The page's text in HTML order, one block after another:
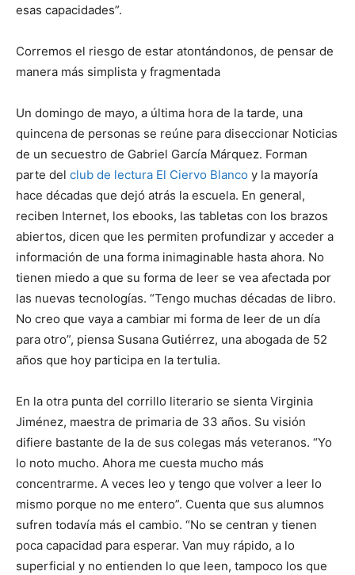
esas capacidades”.
Corremos el riesgo de estar atontándonos, de pensar de
manera más simplista y fragmentada
Un domingo de mayo, a última hora de la tarde, una
quincena de personas se reúne para diseccionar Noticias
de un secuestro de Gabriel García Márquez. Forman
parte del club de lectura El Ciervo Blanco y la mayoría
hace décadas que dejó atrás la escuela. En general,
reciben Internet, los ebooks, las tabletas con los brazos
abiertos, dicen que les permiten profundizar y acceder a
información de una forma inimaginable hasta ahora. No
tienen miedo a que su forma de leer se vea afectada por
las nuevas tecnologías. “Tengo muchas décadas de libro.
No creo que vaya a cambiar mi forma de leer de un día
para otro”, piensa Susana Gutiérrez, una abogada de 52
años que hoy participa en la tertulia.
En la otra punta del corrillo literario se sienta Virginia
Jiménez, maestra de primaria de 33 años. Su visión
difiere bastante de la de sus colegas más veteranos. “Yo
lo noto mucho. Ahora me cuesta mucho más
concentrarme. A veces leo y tengo que volver a leer lo
mismo porque no me entero”. Cuenta que sus alumnos
sufren todavía más el cambio. “No se centran y tienen
poca capacidad para esperar. Van muy rápido, a lo
superficial y no entienden lo que leen, tampoco los que